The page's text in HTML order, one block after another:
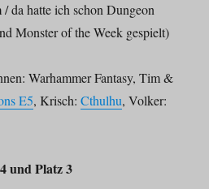
/ da hatte ich schon Dungeon
Monster of the Week gespielt)
Warhammer Fantasy, Tim &
E5, Krisch:Cthulhu, Volker:
und Platz 3